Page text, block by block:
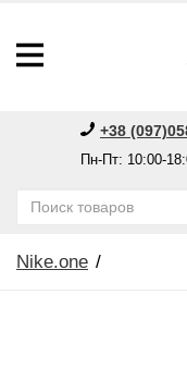
+38
Пн-Пт: 10:00-
Nike.one